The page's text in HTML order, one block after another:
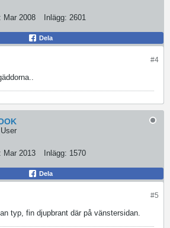
Mar 2008 Inlägg: 2601
Dela
#4
Mar 2013 Inlägg: 1570
Dela
#5
typ, fin djupbrant där på vänstersidan.